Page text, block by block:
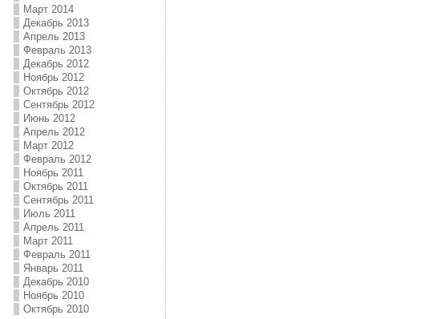
Март 2014
Декабрь 2013
Апрель 2013
Февраль 2013
Декабрь 2012
Ноябрь 2012
Октябрь 2012
Сентябрь 2012
Июнь 2012
Апрель 2012
Март 2012
Февраль 2012
Ноябрь 2011
Октябрь 2011
Сентябрь 2011
Июль 2011
Апрель 2011
Март 2011
Февраль 2011
Январь 2011
Декабрь 2010
Ноябрь 2010
Октябрь 2010